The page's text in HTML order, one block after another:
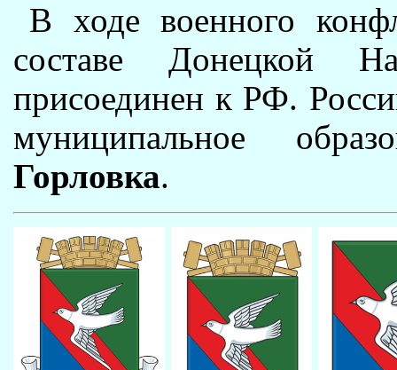
В ходе военного
составе Донецкой
присоединен к РФ.
муниципальное
Горловка.